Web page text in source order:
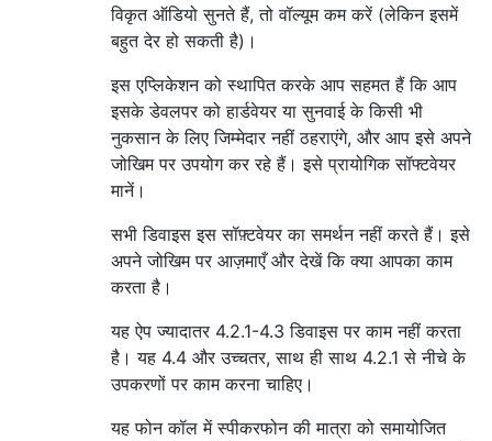
विकृत ऑडियो सुनते हैं, तो वॉल्यूम कम करें (लेकिन इसमें
बहुत देर हो सकती है)।
इस एप्लिकेशन को स्थापित करके आप सहमत हैं कि आप
इसके डेवलपर को हार्डवेयर या सुनवाई के किसी भी
नुकसान के लिए जिम्मेदार नहीं ठहराएंगे, और आप इसे अपने
जोखिम पर उपयोग कर रहे हैं। इसे प्रायोगिक सॉफ्टवेयर
मानें।
सभी डिवाइस इस सॉफ़्टवेयर का समर्थन नहीं करते हैं। इसे
अपने जोखिम पर आज़माएँ और देखें कि क्या आपका काम
करता है।
यह ऐप ज्यादातर 4.2.1-4.3 डिवाइस पर काम नहीं करता
है। यह 4.4 और उच्चतर, साथ ही साथ 4.2.1 से नीचे के
उपकरणों पर काम करना चाहिए।
यह फोन कॉल में स्पीकरफोन की मात्रा को समायोजित